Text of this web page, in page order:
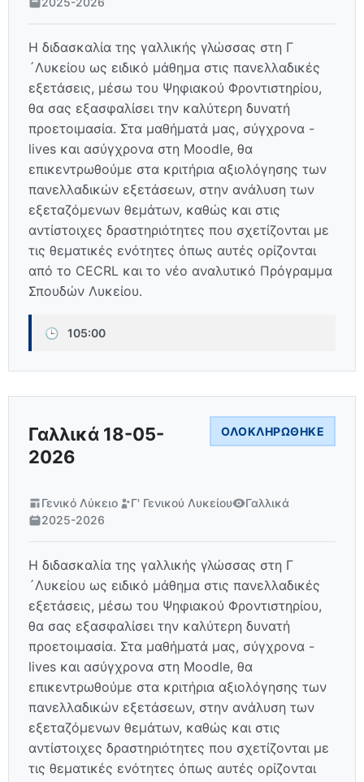
Η διδασκαλία της γαλλικής γλώσσας στη Γ
´Λυκείου ως ειδικό μάθημα στις πανελλαδικές
εξετάσεις, μέσω του Ψηφιακού Φροντιστηρίου,
θα σας εξασφαλίσει την καλύτερη δυνατή
προετοιμασία. Στα μαθήματά μας, σύγχρονα -
lives και ασύγχρονα στη Moodle, θα
επικεντρωθούμε στα κριτήρια αξιολόγησης των
πανελλαδικών εξετάσεων, στην ανάλυση των
εξεταζόμενων θεμάτων, καθώς και στις
αντίστοιχες δραστηριότητες που σχετίζονται με
τις θεματικές ενότητες όπως αυτές ορίζονται
από το CECRL και το νέο αναλυτικό Πρόγραμμα
Σπουδών Λυκείου.
🕒 105:00
Γαλλικά 18-05-
2026
ΟΛΟΚΛΗΡΏΘΗΚΕ
Γενικό Λύκειο Γ' Γενικού Λυκείου
Γαλλικά
2025-2026
Η διδασκαλία της γαλλικής γλώσσας στη Γ
´Λυκείου ως ειδικό μάθημα στις πανελλαδικές
εξετάσεις, μέσω του Ψηφιακού Φροντιστηρίου,
θα σας εξασφαλίσει την καλύτερη δυνατή
προετοιμασία. Στα μαθήματά μας, σύγχρονα -
lives και ασύγχρονα στη Moodle, θα
επικεντρωθούμε στα κριτήρια αξιολόγησης των
πανελλαδικών εξετάσεων, στην ανάλυση των
εξεταζόμενων θεμάτων, καθώς και στις
αντίστοιχες δραστηριότητες που σχετίζονται με
τις θεματικές ενότητες όπως αυτές ορίζονται